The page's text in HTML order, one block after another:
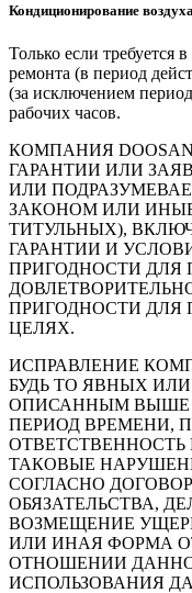
Кондиционирование воздуха
Только если требуется
ремонта (в период
(за исключением
рабочих часов.
КОМПАНИЯ
ГАРАНТИИ ИЛИ
ИЛИ
ЗАКОНОМ ИЛИ
ТИТУЛЬНЫХ),
ГАРАНТИИ И
ПРИГОДНОСТИ ДЛЯ
ПРИГОДНОСТИ ДЛЯ
ЦЕЛЯХ.
ИСПРАВЛЕНИЕ
БУДЬ ТО ЯВНЫХ
ОПИСАННЫМ ВЫШЕ
ПЕРИОД ВРЕМЕНИ,
ОТВЕТСТВЕННОСТЬ
ТАКОВЫЕ
СОГЛАСНО
ОБЯЗАТЕЛЬСТВА,
ВОЗМЕЩЕНИЕ
ИЛИ ИНАЯ ФОРМА
ОТНОШЕНИИ
ИСПОЛЬЗОВАНИЯ